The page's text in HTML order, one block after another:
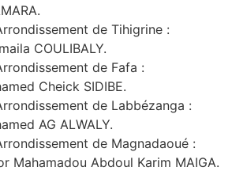
de Tihigrine :
COULIBALY.
de Fafa :
Cheick SIDIBE.
de Labbézanga :
AG ALWALY.
de Magnadaoué :
Mahamadou Abdoul Karim MAIGA.